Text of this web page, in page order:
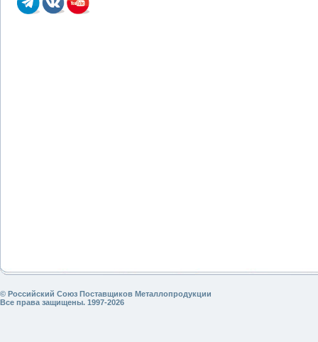
© Российский Союз Поставщиков Металлопродукции
Все права защищены. 1997-2026